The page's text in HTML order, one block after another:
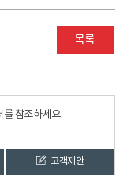
목록
를 참조하세요.
고객제안